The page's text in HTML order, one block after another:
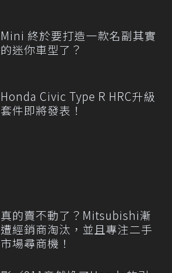
Mini 終於要打造一款名副其實
的迷你車型了？
Honda Civic Type R HRC升級
套件即將發表！
真的賣不動了？Mitsubishi漸
遭經銷商淘汰，並且專注二手
市場尋商機！